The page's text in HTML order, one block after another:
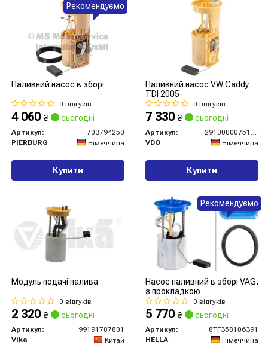
Паливний насос в зборі
0 відгуків
4 060 ₴ сьогодні
Артикул:
703794250
PIERBURG
Німеччина
Купити
Рекомендуємо
Паливний насос VW Caddy
TDI 2005-
0 відгуків
7 330 ₴ сьогодні
Артикул:
VDO
Німеччина
Купити
Модуль подачі палива
0 відгуків
2 320 ₴ сьогодні
Артикул:
99191787801
Vika
Китай
Насос паливний в зборі VAG,
з прокладкою
0 відгуків
5 770 ₴ сьогодні
Артикул:
8TF358106391
HELLA
Німеччина
Рекомендуємо